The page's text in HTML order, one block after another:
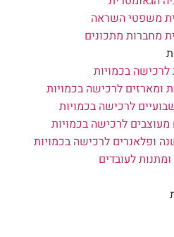
משפטי השראה
מחברות מתכונים
בכמויות
ומארזים לרכישה בכמויות
לרכישה בכמויות
לרכישה בכמויות
ופלאנרים לרכישה בכמויות
לעובדים